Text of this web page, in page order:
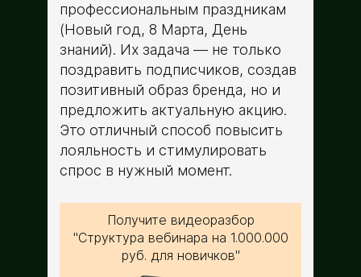
профессиональным праздникам
(Новый год, 8 Марта, День
знаний). Их задача — не только
поздравить подписчиков, создав
позитивный образ бренда, но и
предложить актуальную акцию.
Это отличный способ повысить
лояльность и стимулировать
спрос в нужный момент.
Получите видеоразбор
"Структура вебинара на 1.000.000
руб. для новичков"